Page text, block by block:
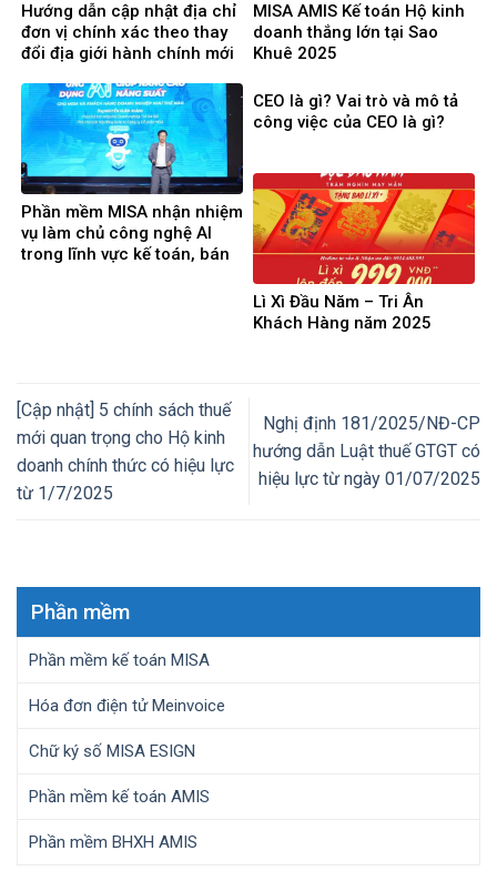
Hướng dẫn cập nhật địa chỉ
đơn vị chính xác theo thay
đổi địa giới hành chính mới
MISA AMIS Kế toán Hộ kinh
doanh thắng lớn tại Sao
Khuê 2025
Phần mềm MISA nhận nhiệm
vụ làm chủ công nghệ AI
trong lĩnh vực kế toán, bán
CEO là gì? Vai trò và mô tả
công việc của CEO là gì?
Lì Xì Đầu Năm – Tri Ân
Khách Hàng năm 2025
[Cập nhật] 5 chính sách thuế
mới quan trọng cho Hộ kinh
doanh chính thức có hiệu lực
từ 1/7/2025
Nghị định 181/2025/NĐ-CP
hướng dẫn Luật thuế GTGT có
hiệu lực từ ngày 01/07/2025
Phần mềm
Phần mềm kế toán MISA
Hóa đơn điện tử Meinvoice
Chữ ký số MISA ESIGN
Phần mềm kế toán AMIS
Phần mềm BHXH AMIS